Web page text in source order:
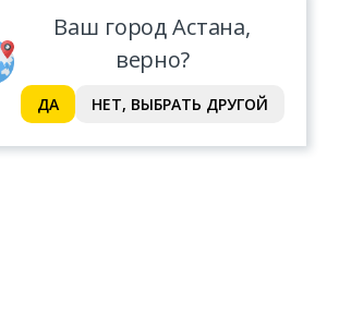
Ваш город Астана,
верно?
ДА НЕТ, ВЫБРАТЬ ДРУГОЙ